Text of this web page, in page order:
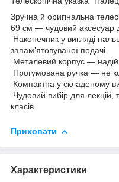
Зручна й оригінальна
69 см — чудовий аксесуар
Наконечник у вигляді
запам’ятовуваної подачі
Металевий корпус —
Прогумована ручка — не
Компактна у складеному
Чудовий вибір для лекцій,
класів
Приховати
Характеристики